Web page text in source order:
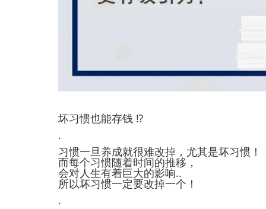
坏习惯也能存钱 ⁉️
.
习惯一旦养成就很难改掉，尤其是坏习惯！
而每个习惯随着时间的推移，
会对人生有着巨大的影响..
所以坏习惯一定要改掉一个！
.